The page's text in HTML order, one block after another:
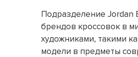
Подразделение Jordan
брендов кроссовок в
художниками, такими
модели в предметы